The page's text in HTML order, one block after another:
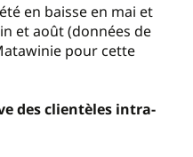
en baisse en mai et
et août (données de
pour cette
des clientèles intra-